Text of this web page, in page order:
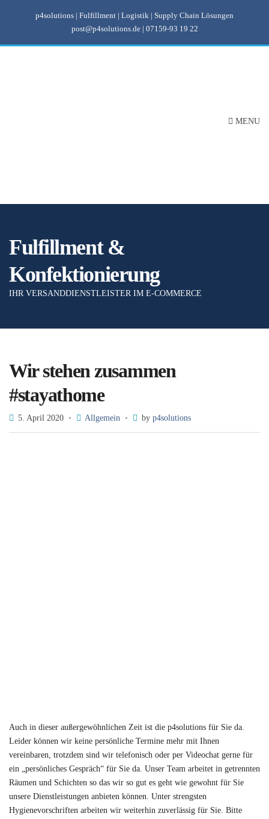
p4solutions | Fulfillment | Logistik | Supply Chain Lösungen
post@p4solutions.de| 07159-93 19 22
MENU
Fulfillment &
Konfektionierung
IHR VERSANDDIENSTLEISTER IM E-COMMERCE
Wir stehen zusammen
#stayathome
5. April 2020 Allgemein by p4solutions
Auch in dieser außergewöhnlichen Zeit ist die p4solutions für Sie da.
Leider können wir keine persönliche Termine mehr mit Ihnen
vereinbaren, trotzdem sind wir telefonisch oder per Videochat gerne für
ein „persönliches Gespräch“ für Sie da. Unser Team arbeitet in getrennten
Räumen und Schichten so das wir so gut es geht wie gewohnt für Sie
unsere Dienstleistungen anbieten können. Unter strengsten
Hygienevorschriften arbeiten wir weiterhin zuverlässig für Sie. Bitte